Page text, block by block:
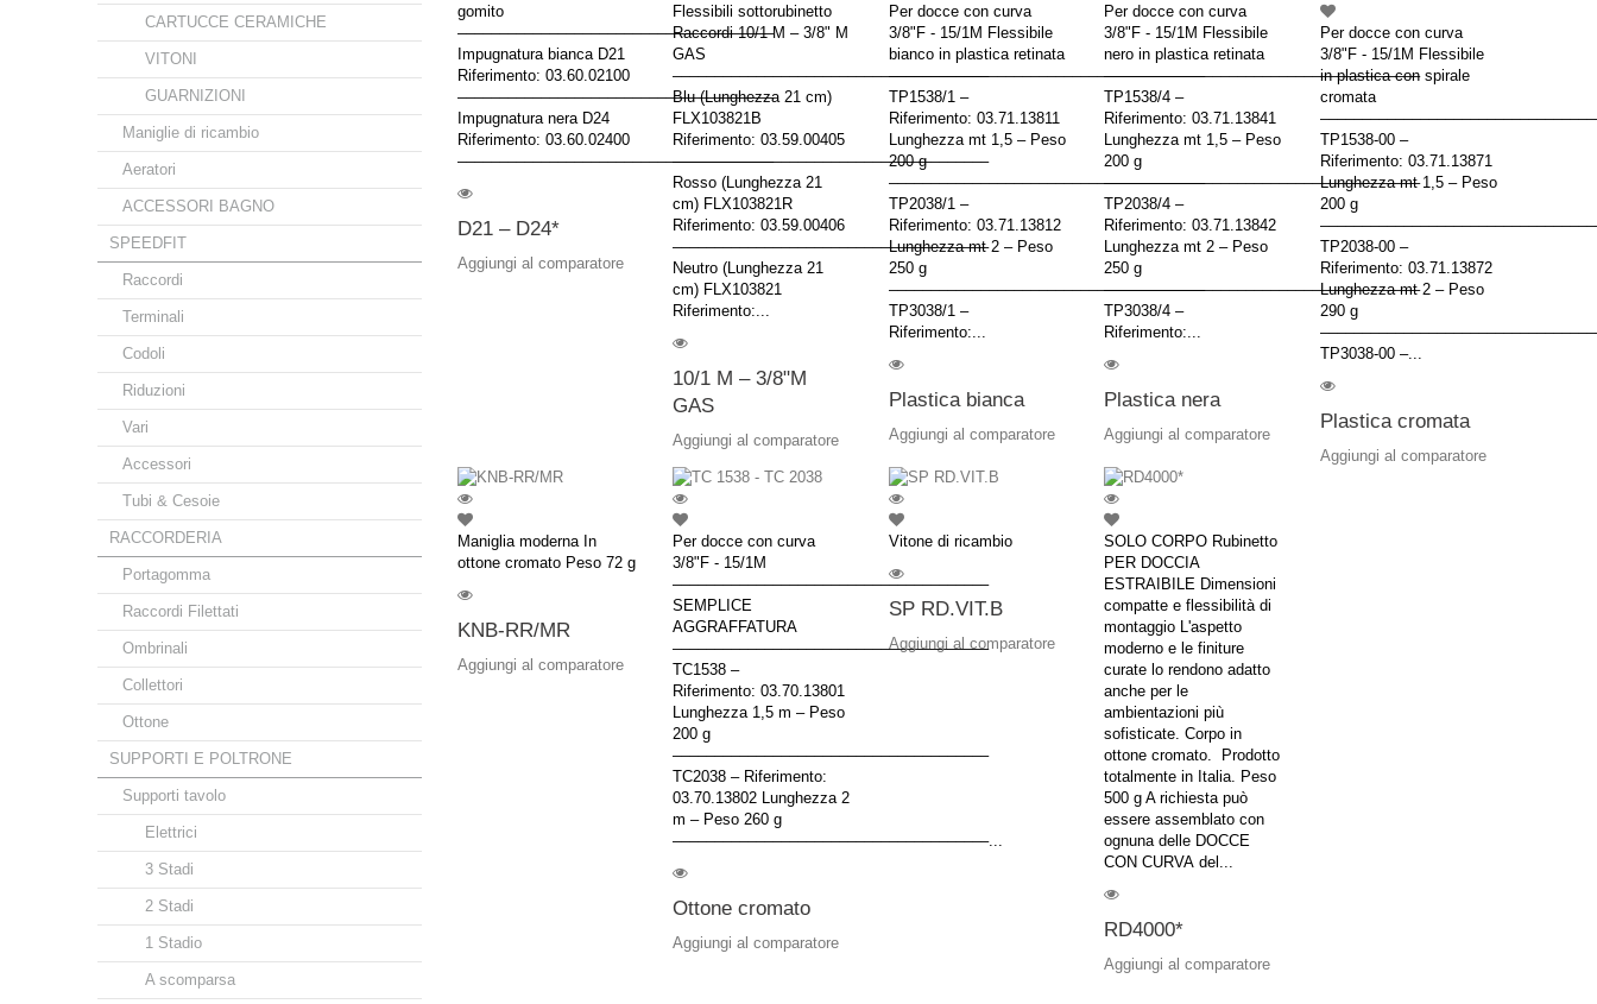
CARTUCCE CERAMICHE
VITONI
GUARNIZIONI
Maniglie di ricambio
Aeratori
ACCESSORI BAGNO
SPEEDFIT
Raccordi
Terminali
Codoli
Riduzioni
Vari
Accessori
Tubi & Cesoie
RACCORDERIA
Portagomma
Raccordi Filettati
Ombrinali
Collettori
Ottone
SUPPORTI E POLTRONE
Supporti tavolo
Elettrici
3 Stadi
2 Stadi
1 Stadio
A scomparsa
gomito
––––––––––––––––––––––––––––––––––––––
Impugnatura bianca D21
Riferimento: 03.60.02100
––––––––––––––––––––––––––––––––––––––
Impugnatura nera D24
Riferimento: 03.60.02400
––––––––––––––––––––––––––––––––––––––
D21 – D24*
Aggiungi al comparatore
Flessibili sottorubinetto
Raccordi 10/1 M – 3/8" M
GAS
––––––––––––––––––––––––––––––––––––––
Blu (Lunghezza 21 cm)
FLX103821B
Riferimento: 03.59.00405
––––––––––––––––––––––––––––––––––––––
Rosso (Lunghezza 21
cm) FLX103821R
Riferimento: 03.59.00406
––––––––––––––––––––––––––––––––––––––
Neutro (Lunghezza 21
cm) FLX103821
Riferimento:...
10/1 M – 3/8"M
GAS
Aggiungi al comparatore
Per docce con curva
3/8"F - 15/1M Flessibile
bianco in plastica retinata
––––––––––––––––––––––––––––––––––––––
TP1538/1 –
Riferimento: 03.71.13811
Lunghezza mt 1,5 – Peso
200 g
––––––––––––––––––––––––––––––––––––––
TP2038/1 –
Riferimento: 03.71.13812
Lunghezza mt 2 – Peso
250 g
––––––––––––––––––––––––––––––––––––––
TP3038/1 –
Riferimento:...
Plastica bianca
Aggiungi al comparatore
Per docce con curva
3/8"F - 15/1M Flessibile
nero in plastica retinata
––––––––––––––––––––––––––––––––––––––
TP1538/4 –
Riferimento: 03.71.13841
Lunghezza mt 1,5 – Peso
200 g
––––––––––––––––––––––––––––––––––––––
TP2038/4 –
Riferimento: 03.71.13842
Lunghezza mt 2 – Peso
250 g
––––––––––––––––––––––––––––––––––––––
TP3038/4 –
Riferimento:...
Plastica nera
Aggiungi al comparatore
Per docce con curva
3/8"F - 15/1M Flessibile
in plastica con spirale
cromata
TP1538-00 –
Riferimento: 03.71.13871
Lunghezza mt 1,5 – Peso
200 g
TP2038-00 –
Riferimento: 03.71.13872
Lunghezza mt 2 – Peso
290 g
TP3038-00 –...
Plastica cromata
Aggiungi al comparatore
Maniglia moderna In
ottone cromato Peso 72 g
KNB-RR/MR
Aggiungi al comparatore
Per docce con curva
3/8"F - 15/1M
––––––––––––––––––––––––––––––––––––––
SEMPLICE
AGGRAFFATURA
––––––––––––––––––––––––––––––––––––––
TC1538 –
Riferimento: 03.70.13801
Lunghezza 1,5 m – Peso
200 g
––––––––––––––––––––––––––––––––––––––
TC2038 – Riferimento:
03.70.13802 Lunghezza 2
m – Peso 260 g
––––––––––––––––––––––––––––––––––––––...
Ottone cromato
Aggiungi al comparatore
Vitone di ricambio
SP RD.VIT.B
Aggiungi al comparatore
SOLO CORPO Rubinetto
PER DOCCIA
ESTRAIBILE Dimensioni
compatte e flessibilità di
montaggio L'aspetto
moderno e le finiture
curate lo rendono adatto
anche per le
ambientazioni più
sofisticate. Corpo in
ottone cromato. Prodotto
totalmente in Italia. Peso
500 g A richiesta può
essere assemblato con
ognuna delle DOCCE
CON CURVA del...
RD4000*
Aggiungi al comparatore